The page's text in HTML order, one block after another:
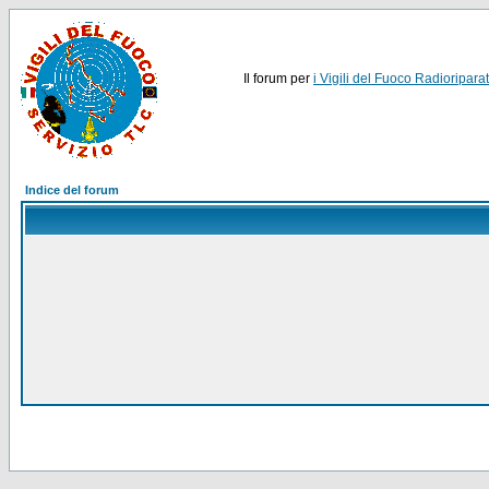
Il forum per i Vigili del Fuoco
Indice del forum